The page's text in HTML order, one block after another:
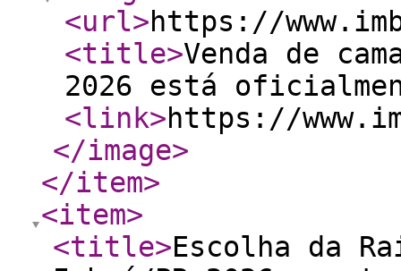
<url>https://
<title>Venda de
2026 está
<link>https://
</image>
</item>
<item>
<title>Escolha da